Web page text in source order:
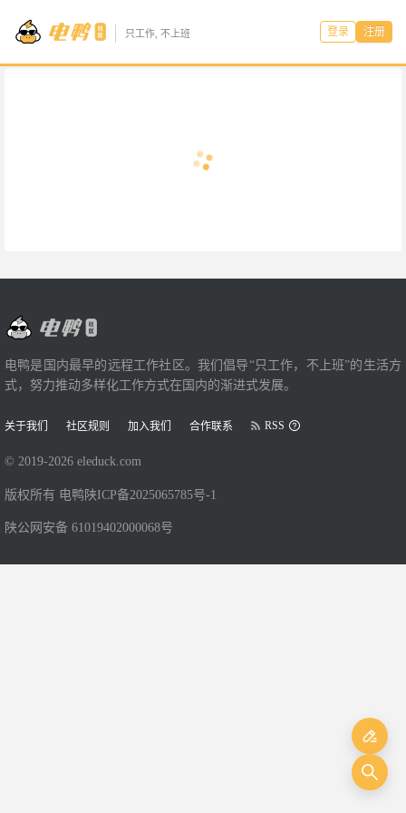
只工作, 不上班 登录 注册
电鸭是国内最早的远程工作社区。我们倡导“只工作，不上班”的生活方
式，努力推动多样化工作方式在国内的渐进式发展。
关于我们 社区规则 加入我们 合作联系 RSS
© 2019-2026 eleduck.com
版权所有 电鸭 陕ICP备2025065785号-1
陕公网安备 61019402000068号